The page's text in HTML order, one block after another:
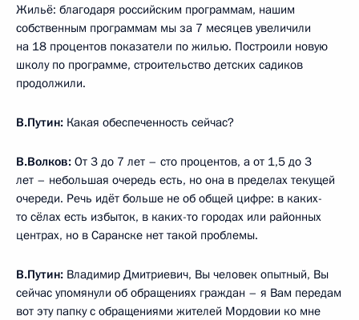
Жильё: благодаря российским программам, нашим
собственным программам мы за 7 месяцев увеличили
на 18 процентов показатели по жилью. Построили новую
школу по программе, строительство детских садиков
продолжили.
В.Путин: Какая обеспеченность сейчас?
В.Волков: От 3 до 7 лет – сто процентов, а от 1,5 до 3
лет – небольшая очередь есть, но она в пределах текущей
очереди. Речь идёт больше не об общей цифре: в каких-
то сёлах есть избыток, в каких-то городах или районных
центрах, но в Саранске нет такой проблемы.
В.Путин: Владимир Дмитриевич, Вы человек опытный, Вы
сейчас упомянули об обращениях граждан – я Вам передам
вот эту папку с обращениями жителей Мордовии ко мне